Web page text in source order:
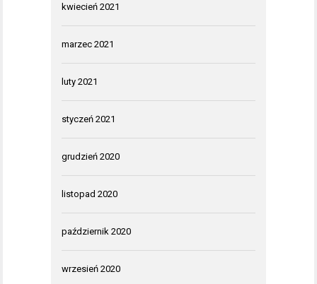
kwiecień 2021
marzec 2021
luty 2021
styczeń 2021
grudzień 2020
listopad 2020
październik 2020
wrzesień 2020